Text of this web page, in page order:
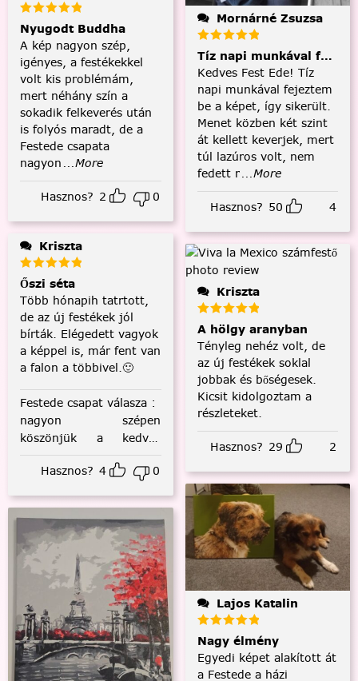
Nyugodt Buddha
A kép nagyon szép,
igényes, a festékekkel
volt kis problémám,
mert néhány szín a
sokadik felkeverés után
is folyós maradt, de a
Festede csapata
nagyon ...More
Hasznos? 2 0
Kriszta
Őszi séta
Több hónapih tatrtott,
de az új festékek jól
bírták. Elégedett vagyok
a képpel is, már fent van
a falon a többivel.🙂
Festede csapat válasza :
nagyon szépen
köszönjük a kedves
visszajelzést! :)
Hasznos? 4 0
Mornárné Zsuzsa
Tíz napi munkával
Kedves Fest Ede! Tíz
napi munkával fejeztem
be a képet, így sikerült.
Menet közben két szint
át kellett keverjek, mert
túl lazúros volt, nem
fedett r...More
Hasznos? 50 4
Kriszta
A hölgy aranyban
Tényleg nehéz volt, de
az új festékek soklal
jobbak és bőségesek.
Kicsit kidolgoztam a
részleteket.
Hasznos? 29 2
Lajos Katalin
Nagy élmény
Egyedi képet alakított át
a Festede a házi